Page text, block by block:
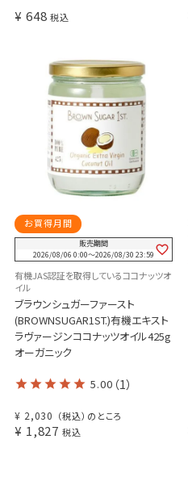
¥ 648 税込
お買得月間
販売期間
2026/08/06 0:00〜2026/08/30 23:59
有機JAS認証を取得しているココナッツオ
イル
ブラウンシュガーファースト
(BROWNSUGAR1ST.)有機エキスト
ラヴァージンココナッツオイル425g
オーガニック
5.00 （1）
¥ 2,030 （税込）のところ
¥ 1,827 税込